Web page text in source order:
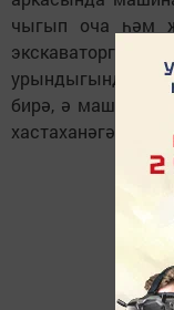
чыгып оча һәм
экскаваторга
урындыгында
бирә, ә машина
хастаханәгә